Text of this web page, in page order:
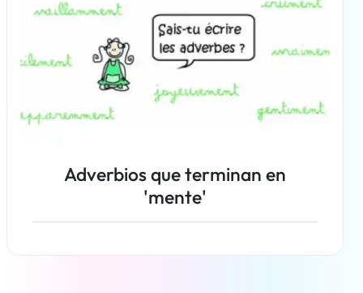
Adverbios que terminan en
'mente'